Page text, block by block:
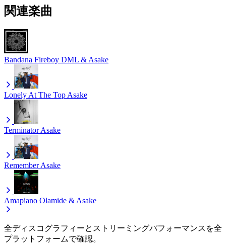
関連楽曲
Bandana Fireboy DML & Asake
Lonely At The Top Asake
Terminator Asake
Remember Asake
Amapiano Olamide & Asake
全ディスコグラフィーとストリーミングパフォーマンスを全
プラットフォームで確認。